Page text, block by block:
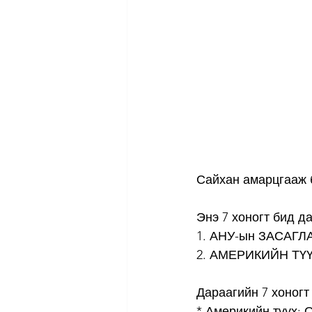
Сайхан амарцгааж
Энэ 7 хоногт бид
1. АНУ-ын
2. АМЕРИКИЙН
Дараагийн 7